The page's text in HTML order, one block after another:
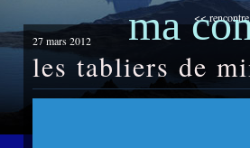
ma <<
27 mars 2012
les tabliers de